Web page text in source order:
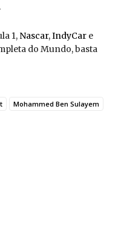
1, Nascar,IndyCar e
do Mundo, basta
Mohammed Ben Sulayem